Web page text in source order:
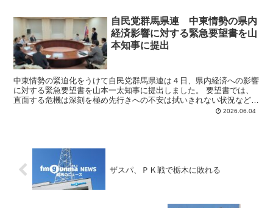
自民党群馬県連 中東情勢の県内
経済影響に対する緊急要望書を山
本知事に提出
中東情勢の緊迫化をうけて自民党群馬県連は４日、県内経済への影響
に対する緊急要望書を山本一太知事に提出しました。 要望書では、
直面する危機は深刻を極め先行きへの不安は拭いきれない状況などと
して、国の補正予算を活用した地域産業・生活者への直接的...2026.06.04
ザスパ、ＰＫ戦で栃木に敗れる